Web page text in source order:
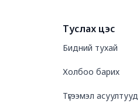
Туслах цэс
Бидний тухай
Холбоо барих
Түгээмэл асуултууд